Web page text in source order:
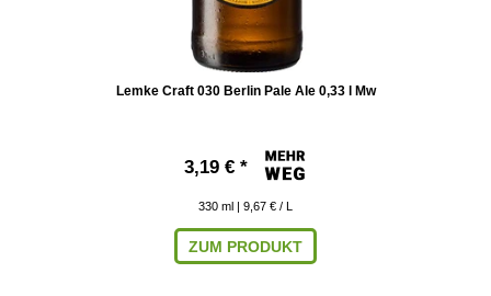
Lemke Craft 030 Berlin Pale Ale 0,33 l Mw
3,19 € *
330 ml | 9,67 € / L
ZUM PRODUKT